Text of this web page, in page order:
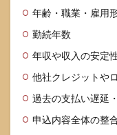
年齢・職業・雇用
勤続年数
年収や収入の安定
他社クレジットや
過去の支払い遅延
申込内容全体の整